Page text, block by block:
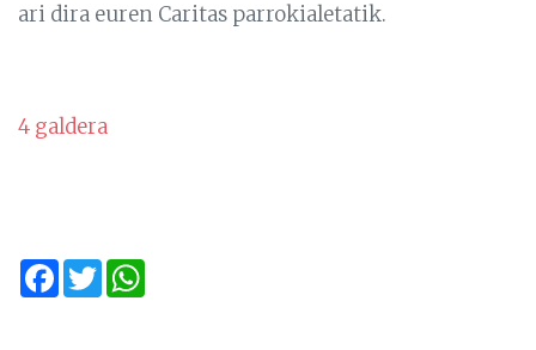
ari dira euren Caritas parrokialetatik.
4 galdera
Facebook
Twitter